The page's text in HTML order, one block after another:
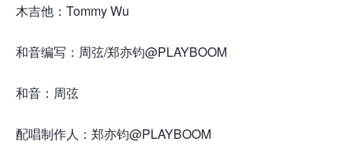
木吉他：Tommy Wu
和音编写：周弦/郑亦钧@PLAYBOOM
和音：周弦
配唱制作人：郑亦钧@PLAYBOOM